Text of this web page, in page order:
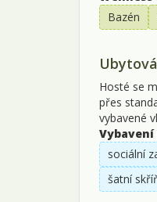
Bazén
Hosté se
přes
vybavené
Vybavení
sociální
šatní